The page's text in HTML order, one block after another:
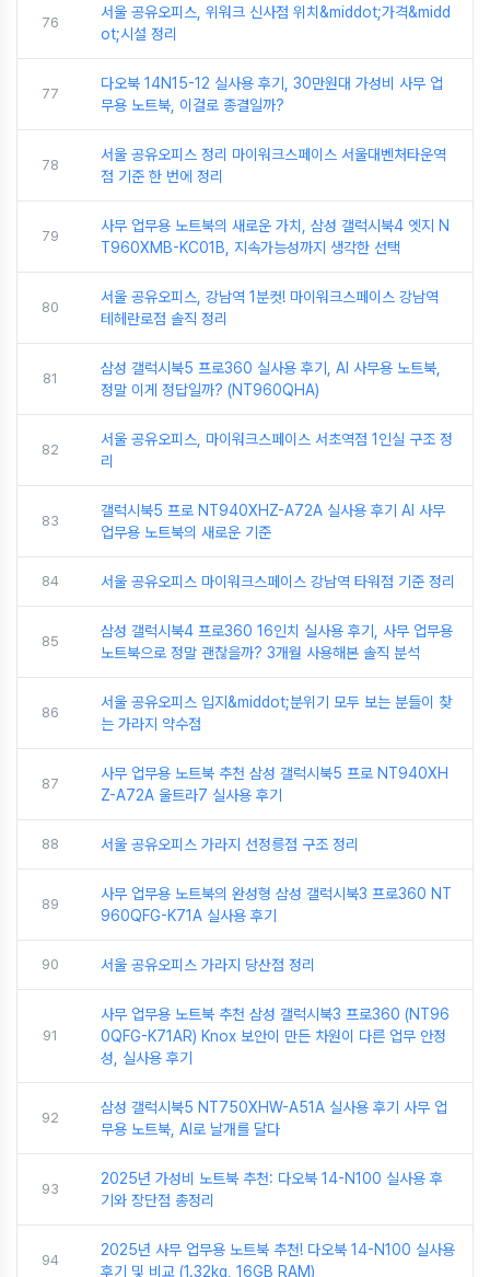
76
서울 공유오피스, 위워크 신사점 위치&middot;가격&midd
ot;시설 정리
77
다오북 14N15-12 실사용 후기, 30만원대 가성비 사무 업
무용 노트북, 이걸로 종결일까?
78
서울 공유오피스 정리 마이워크스페이스 서울대벤처타운역
점 기준 한 번에 정리
79
사무 업무용 노트북의 새로운 가치, 삼성 갤럭시북4 엣지 N
T960XMB-KC01B, 지속가능성까지 생각한 선택
80
서울 공유오피스, 강남역 1분컷! 마이워크스페이스 강남역
테헤란로점 솔직 정리
81
삼성 갤럭시북5 프로360 실사용 후기, AI 사무용 노트북,
정말 이게 정답일까? (NT960QHA)
82
서울 공유오피스, 마이워크스페이스 서초역점 1인실 구조 정
리
83
갤럭시북5 프로 NT940XHZ-A72A 실사용 후기 AI 사무
업무용 노트북의 새로운 기준
84 서울 공유오피스 마이워크스페이스 강남역 타워점 기준 정리
85
삼성 갤럭시북4 프로360 16인치 실사용 후기, 사무 업무용
노트북으로 정말 괜찮을까? 3개월 사용해본 솔직 분석
86
서울 공유오피스 입지&middot;분위기 모두 보는 분들이 찾
는 가라지 약수점
87
사무 업무용 노트북 추천 삼성 갤럭시북5 프로 NT940XH
Z-A72A 울트라7 실사용 후기
88 서울 공유오피스 가라지 선정릉점 구조 정리
89
사무 업무용 노트북의 완성형 삼성 갤럭시북3 프로360 NT
960QFG-K71A 실사용 후기
90 서울 공유오피스 가라지 당산점 정리
91
사무 업무용 노트북 추천 삼성 갤럭시북3 프로360 (NT96
0QFG-K71AR) Knox 보안이 만든 차원이 다른 업무 안정
성, 실사용 후기
92
삼성 갤럭시북5 NT750XHW-A51A 실사용 후기 사무 업
무용 노트북, AI로 날개를 달다
93
2025년 가성비 노트북 추천: 다오북 14-N100 실사용 후
기와 장단점 총정리
94
2025년 사무 업무용 노트북 추천! 다오북 14-N100 실사용
후기 및 비교 (1.32kg, 16GB RAM)